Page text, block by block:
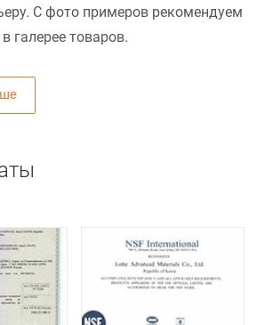
С фото примеров рекомендуем
галерее товаров.